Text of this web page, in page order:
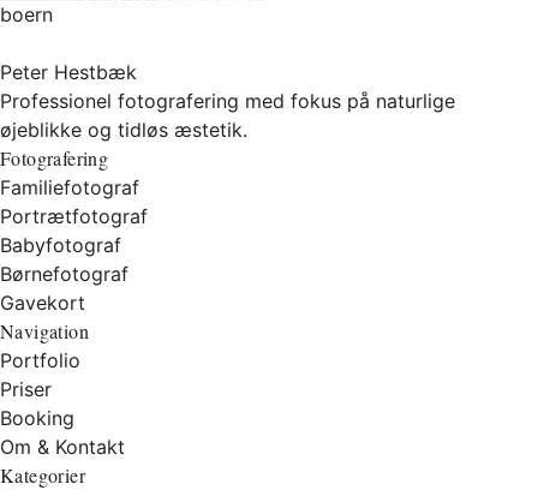
boern
Peter Hestbæk
Professionel fotografering med fokus på naturlige
øjeblikke og tidløs æstetik.
Fotografering
Familiefotograf
Portrætfotograf
Babyfotograf
Børnefotograf
Gavekort
Navigation
Portfolio
Priser
Booking
Om & Kontakt
Kategorier